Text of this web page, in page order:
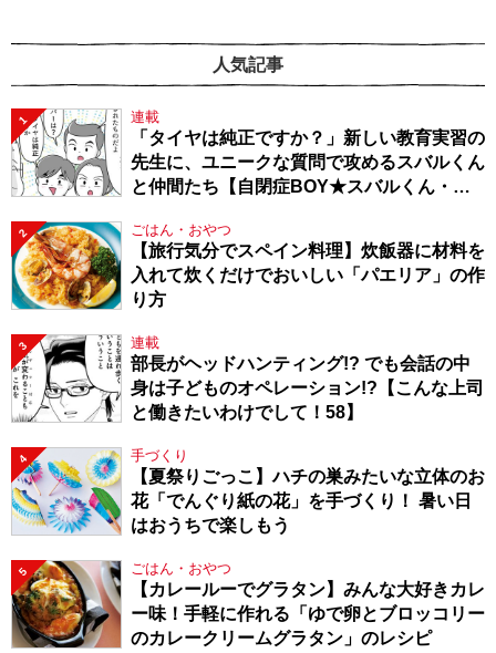
人気記事
1 連載
「タイヤは純正ですか？」新しい教育実習の
先生に、ユニークな質問で攻めるスバルくん
と仲間たち【自閉症BOY★スバルくん・
2 ごはん・おやつ
【旅行気分でスペイン料理】炊飯器に材料を
入れて炊くだけでおいしい「パエリア」の作
り方
3 連載
部長がヘッドハンティング!? でも会話の中
身は子どものオペレーション!?【こんな上司
と働きたいわけでして！58】
4 手づくり
【夏祭りごっこ】ハチの巣みたいな立体のお
花「でんぐり紙の花」を手づくり！ 暑い日
はおうちで楽しもう
5 ごはん・おやつ
【カレールーでグラタン】みんな大好きカレ
ー味！手軽に作れる「ゆで卵とブロッコリー
のカレークリームグラタン」のレシピ